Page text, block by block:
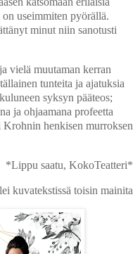
useimmiten pyörällä.
minut niin sanotusti
vielä muutaman kerran
tunteita ja ajatuksia
syksyn pääteos;
ja ohjaamana profeetta
henkisen murroksen
*Lippu saatu, KokoTeatteri*
kuvatekstissä toisin mainita